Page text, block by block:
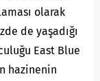
olarak
de yaşadığı
East Blue
hazinenin